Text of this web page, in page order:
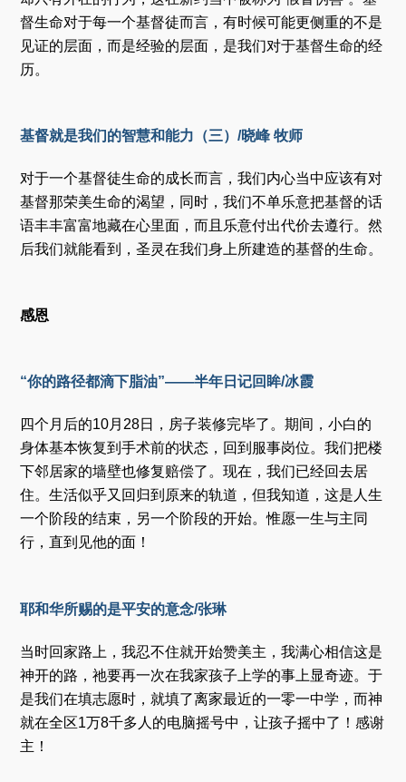
督生命对于每一个基督徒而言，有时候可能更侧重的不是
见证的层面，而是经验的层面，是我们对于基督生命的经
历。
基督就是我们的智慧和能力（三）/晓峰 牧师
对于一个基督徒生命的成长而言，我们内心当中应该有对
基督那荣美生命的渴望，同时，我们不单乐意把基督的话
语丰丰富富地藏在心里面，而且乐意付出代价去遵行。然
后我们就能看到，圣灵在我们身上所建造的基督的生命。
感恩
“你的路径都滴下脂油”——半年日记回眸/冰霞
四个月后的10月28日，房子装修完毕了。期间，小白的
身体基本恢复到手术前的状态，回到服事岗位。我们把楼
下邻居家的墙壁也修复赔偿了。现在，我们已经回去居
住。生活似乎又回归到原来的轨道，但我知道，这是人生
一个阶段的结束，另一个阶段的开始。惟愿一生与主同
行，直到见他的面！
耶和华所赐的是平安的意念/张琳
当时回家路上，我忍不住就开始赞美主，我满心相信这是
神开的路，祂要再一次在我家孩子上学的事上显奇迹。于
是我们在填志愿时，就填了离家最近的一零一中学，而神
就在全区1万8千多人的电脑摇号中，让孩子摇中了！感谢
主！